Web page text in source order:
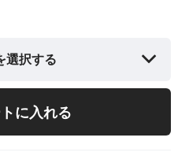
選択する
に入れる